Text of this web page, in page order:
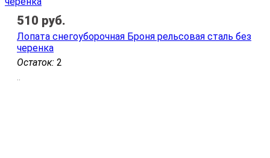
Остаток: 2
Лопата снегоуборочная Броня рельсовая сталь без
черенка
..
510 руб.